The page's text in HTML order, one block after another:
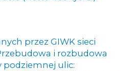
przez GIWK sieci
i rozbudowa
ulic: